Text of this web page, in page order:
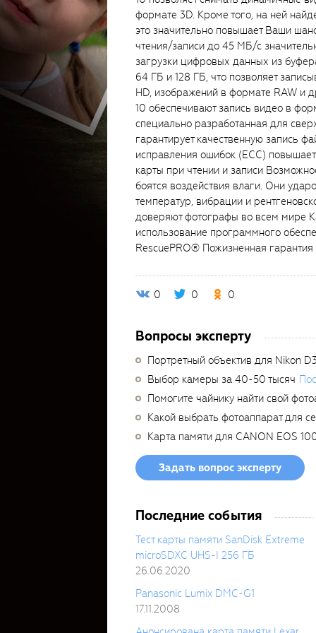
формате 3D. Кроме того, на ней
это значительно повышает Ваши
чтения/записи до 45 МБ/с
загрузки цифровых данных из
64 ГБ и 128 ГБ, что позволяет
HD, изображений в формате RAW и
10 обеспечивают запись видео в
специально разработанная для
гарантирует качественную запись
исправления ошибок (ECC)
карты при чтении и записи
боятся воздействия влаги. Они
температур, вибрации и
доверяют фотографы во всем мире
использование программного
RescuePRO® Пожизненная гарантия
0 0 0
Вопросы эксперту
Портретный объектив для Nikon
Выбор камеры за 40-50 тысяч
Помогите чайнику найти свой
Какой выбрать фотоаппарат для
Карта памяти для CANON EOS
Задать вопрос эксперту
Последние события
Тест карты памяти SanDisk Extreme
microSDXC UHS-I 256 ГБ
26.06.2020
Panasonic Lumix DMC-G1
17.11.2008